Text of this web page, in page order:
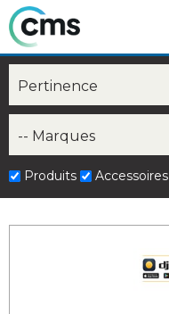
Pertinence
-- Marques
Produits Accessoires